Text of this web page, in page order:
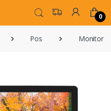
0
Pos Monitores